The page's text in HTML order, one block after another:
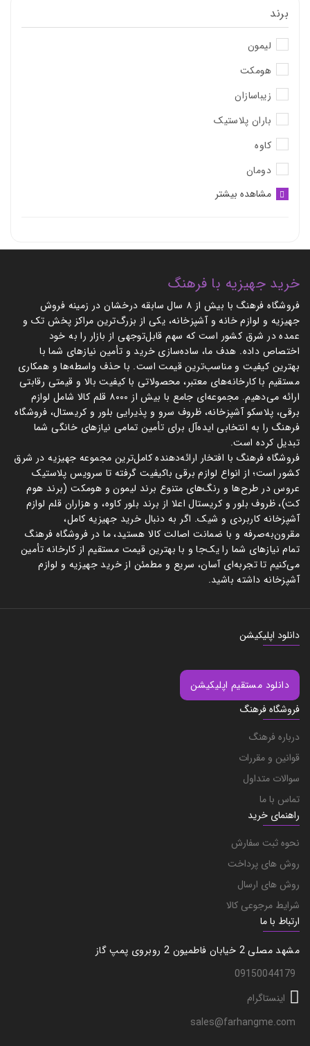
برند
لیمون
هومکت
زیباسازان
باران پلاستیک
کاوه
دومان
مشاهده بیشتر
خرید جهیزیه با فرهنگ
فروشگاه فرهنگ با بیش از ۸ سال سابقه درخشان در زمینه فروش
جهیزیه و لوازم خانه و آشپزخانه، یکی از بزرگ‌ترین مراکز پخش تک و
عمده در شرق کشور است که سهم قابل‌توجهی از بازار را به خود
اختصاص داده. هدف ما، ساده‌سازی خرید و تأمین نیازهای شما با
بهترین کیفیت و مناسب‌ترین قیمت است. با حذف واسطه‌ها و همکاری
مستقیم با کارخانه‌های معتبر، محصولاتی با کیفیت بالا و قیمتی رقابتی
ارائه می‌دهیم. مجموعه‌ای جامع با بیش از ۸۰۰۰ قلم کالا شامل لوازم
برقی، پلاسکو آشپزخانه، ظروف سرو و پذیرایی بلور و کریستال، فروشگاه
فرهنگ را به انتخابی ایده‌آل برای تأمین تمامی نیازهای خانگی شما
تبدیل کرده است.
فروشگاه فرهنگ با افتخار ارائه‌دهنده کامل‌ترین مجموعه جهیزیه در شرق
کشور است؛ از انواع لوازم برقی باکیفیت گرفته تا سرویس پلاستیک
عروس در طرح‌ها و رنگ‌های متنوع برند لیمون و هومکت (برند هوم
کت)، ظروف بلور و کریستال اعلا از برند بلور کاوه، و هزاران قلم لوازم
آشپزخانه کاربردی و شیک. اگر به دنبال خرید جهیزیه کامل،
مقرون‌به‌صرفه و با ضمانت اصالت کالا هستید، ما در فروشگاه فرهنگ
تمام نیازهای شما را یک‌جا و با بهترین قیمت مستقیم از کارخانه تأمین
می‌کنیم تا تجربه‌ای آسان، سریع و مطمئن از خرید جهیزیه و لوازم
آشپزخانه داشته باشید.
دانلود اپلیکیشن
دانلود مستقیم اپلیکیشن
فروشگاه فرهنگ
درباره فرهنگ
قوانین و مقررات
سوالات متداول
تماس با ما
راهنمای خرید
نحوه ثبت سفارش
روش های پرداخت
روش های ارسال
شرایط مرجوعی کالا
ارتباط با ما
مشهد مصلی 2 خیابان فاطمیون 2 روبروی پمپ گاز
09150044179
اینستاگرام
sales@farhangme.com